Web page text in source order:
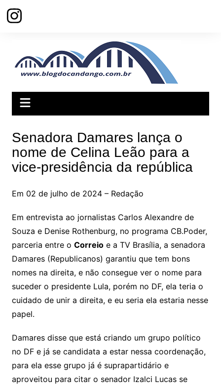
para
Senadora Damares lança o
nome de Celina Leão para a
vice-presidência da república
Em 02 de julho de 2024 – Redação
Em entrevista ao jornalistas Carlos Alexandre de
Souza e Denise Rothenburg, no programa CB.Poder,
parceria entre o Correioe a TV Brasília, a senadora
Damares (Republicanos) garantiu que tem bons
nomes na direita, e não consegue ver o nome para
suceder o presidente Lula, porém no DF, ela teria o
cuidado de unir a direita, e eu seria ela estaria nesse
papel.
Damares disse que está criando um grupo político
no DF e já se candidata a estar nessa coordenação,
para ela esse grupo já é suprapartidário e
aproveitou para citar o senador Izalci Lucas se